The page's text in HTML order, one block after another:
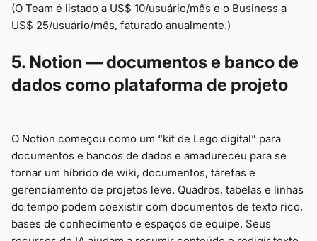
(O Team é listado a US$ 10/usuário/mês e o Business a
US$ 25/usuário/mês, faturado anualmente.)
5. Notion — documentos e banco de
dados como plataforma de projeto
O Notion começou como um “kit de Lego digital” para
documentos e bancos de dados e amadureceu para se
tornar um híbrido de wiki, documentos, tarefas e
gerenciamento de projetos leve. Quadros, tabelas e linhas
do tempo podem coexistir com documentos de texto rico,
bases de conhecimento e espaços de equipe. Seus